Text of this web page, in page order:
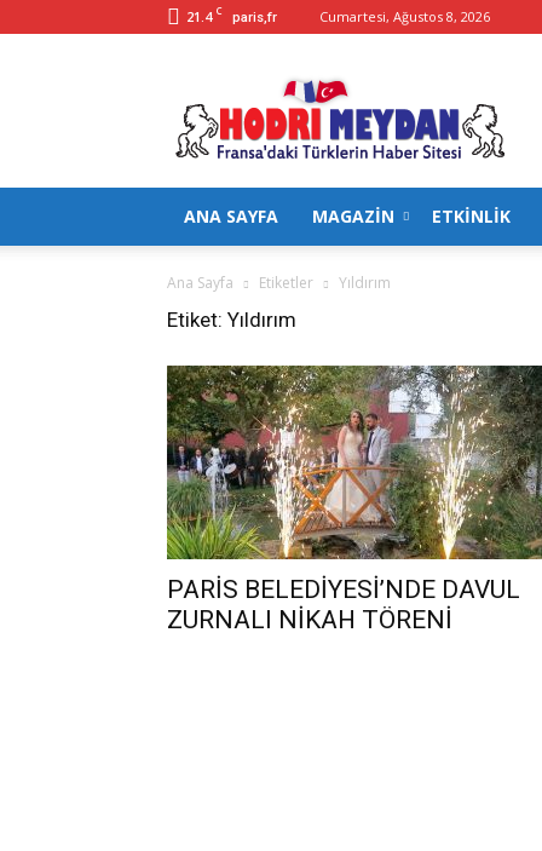
21.4 C paris,fr Cumartesi, Ağustos 8, 2026
Hodrimeydan
ANA SAYFA MAGAZİN ETKİNLİK
Ana Sayfa Etiketler Yıldırım
Etiket: Yıldırım
PARİS BELEDİYESİ’NDE DAVUL
ZURNALI NİKAH TÖRENİ